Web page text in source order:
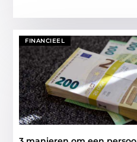
FINANCIEEL